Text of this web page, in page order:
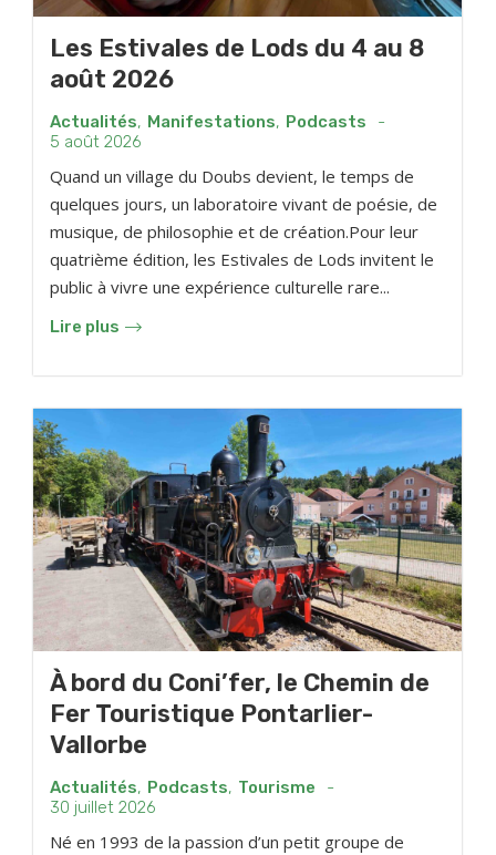
Les Estivales de Lods du 4 au 8
août 2026
Actualités, Manifestations, Podcasts
-
5 août 2026
Quand un village du Doubs devient, le temps de
quelques jours, un laboratoire vivant de poésie, de
musique, de philosophie et de création.Pour leur
quatrième édition, les Estivales de Lods invitent le
public à vivre une expérience culturelle rare...
Lire plus
À bord du Coni’fer, le Chemin de
Fer Touristique Pontarlier-
Vallorbe
Actualités, Podcasts, Tourisme
-
30 juillet 2026
Né en 1993 de la passion d’un petit groupe de